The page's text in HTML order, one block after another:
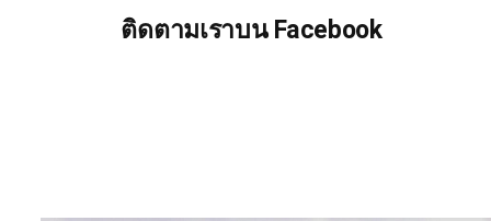
ติดตามเราบน Facebook